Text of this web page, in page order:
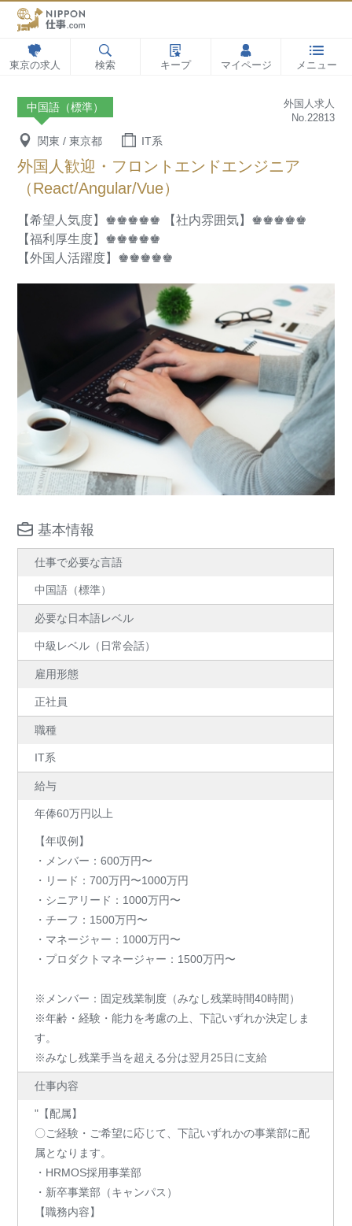
東京の求人 検索 キープ マイページ メニュー
中国語（標準）
外国人求人
No.22813
関東 / 東京都 IT系
外国人歓迎・フロントエンドエンジニア
（React/Angular/Vue）
【希望人気度】♚♚♚♚♚ 【社内雰囲気】♚♚♚♚♚
【福利厚生度】♚♚♚♚♚
【外国人活躍度】♚♚♚♚♚
基本情報
仕事で必要な言語
中国語（標準）
必要な日本語レベル
中級レベル（日常会話）
雇用形態
正社員
職種
IT系
給与
年俸60万円以上
【年収例】
・メンバー：600万円〜
・リード：700万円〜1000万円
・シニアリード：1000万円〜
・チーフ：1500万円〜
・マネージャー：1000万円〜
・プロダクトマネージャー：1500万円〜
※メンバー：固定残業制度（みなし残業時間40時間）
※年齢・経験・能力を考慮の上、下記いずれか決定しま
す。
※みなし残業手当を超える分は翌月25日に支給
仕事内容
"【配属】
〇ご経験・ご希望に応じて、下記いずれかの事業部に配
属となります。
・HRMOS採用事業部
・新卒事業部（キャンパス）
【職務内容】